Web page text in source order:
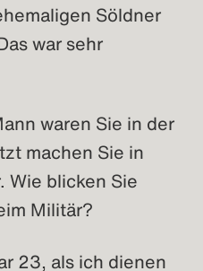
Söldner
war sehr
waren Sie in der
machen Sie in
Wie blicken Sie
Militär?
23, als ich dienen